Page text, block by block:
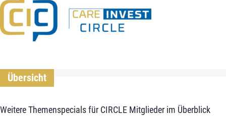
Übersicht
Weitere Themenspecials für CIRCLE Mitglieder im Überblick